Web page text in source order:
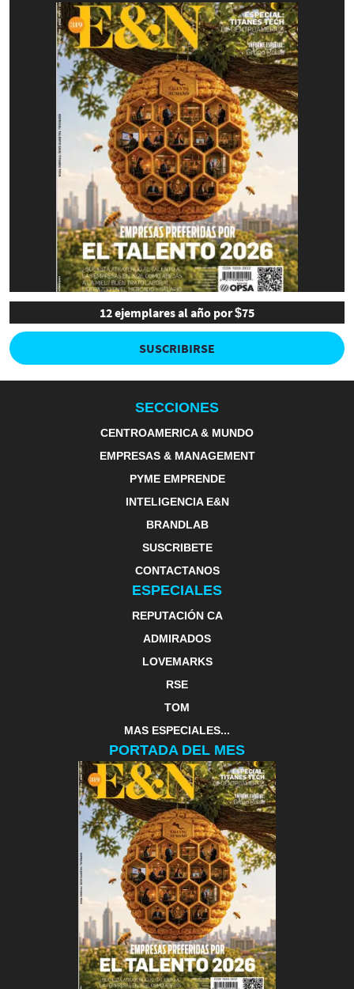
12 ejemplares al año por $75
SUSCRIBIRSE
SECCIONES
CENTROAMERICA & MUNDO
EMPRESAS & MANAGEMENT
PYME EMPRENDE
INTELIGENCIA E&N
BRANDLAB
SUSCRIBETE
CONTACTANOS
ESPECIALES
REPUTACIÓN CA
ADMIRADOS
LOVEMARKS
RSE
TOM
MAS ESPECIALES...
PORTADA DEL MES